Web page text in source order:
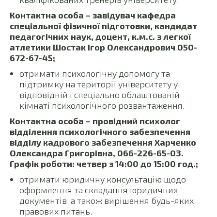
Контактна особа – завідувач кафедра
спеціальної фізичної підготовки, кандидат
педагогічних наук, доцент, к.м.с. з легкої
атлетики Шостак Ігор Олександрович 050-
672-67-45;
отримати психологічну допомогу та
підтримку на території університету у
відповідній і спеціально облаштованій
кімнаті психологічного розвантаження.
Контактна особа – провідний психолог
відділення психологічного забезпечення
відділу кадрового забезпечення Харченко
Олександра Григорівна, 066-226-65-03.
Графік роботи: четвер з 14:00 до 15:00 год.;
отримати юридичну консультацію щодо
оформлення та складання юридичних
документів, а також вирішення будь-яких
правових питань.